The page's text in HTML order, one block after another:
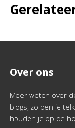
Over ons
Meer weten over
blogs, zo ben je
houden je op de